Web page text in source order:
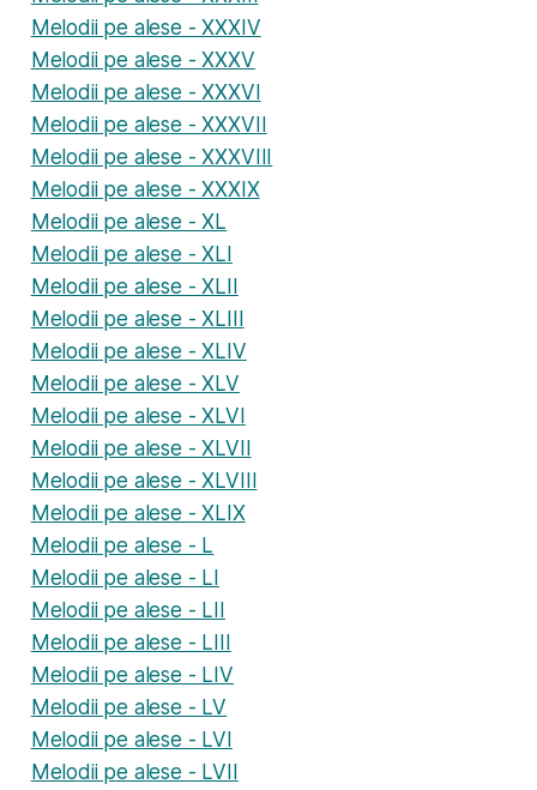
Melodii pe alese - XXXIV
Melodii pe alese - XXXV
Melodii pe alese - XXXVI
Melodii pe alese - XXXVII
Melodii pe alese - XXXVIII
Melodii pe alese - XXXIX
Melodii pe alese - XL
Melodii pe alese - XLI
Melodii pe alese - XLII
Melodii pe alese - XLIII
Melodii pe alese - XLIV
Melodii pe alese - XLV
Melodii pe alese - XLVI
Melodii pe alese - XLVII
Melodii pe alese - XLVIII
Melodii pe alese - XLIX
Melodii pe alese - L
Melodii pe alese - LI
Melodii pe alese - LII
Melodii pe alese - LIII
Melodii pe alese - LIV
Melodii pe alese - LV
Melodii pe alese - LVI
Melodii pe alese - LVII